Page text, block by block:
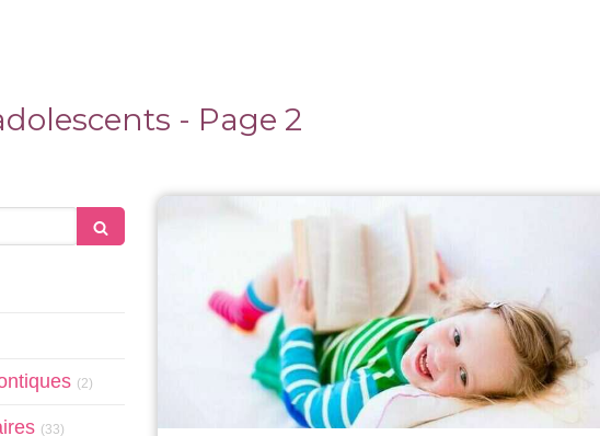
- Page 2
(2)
(33)